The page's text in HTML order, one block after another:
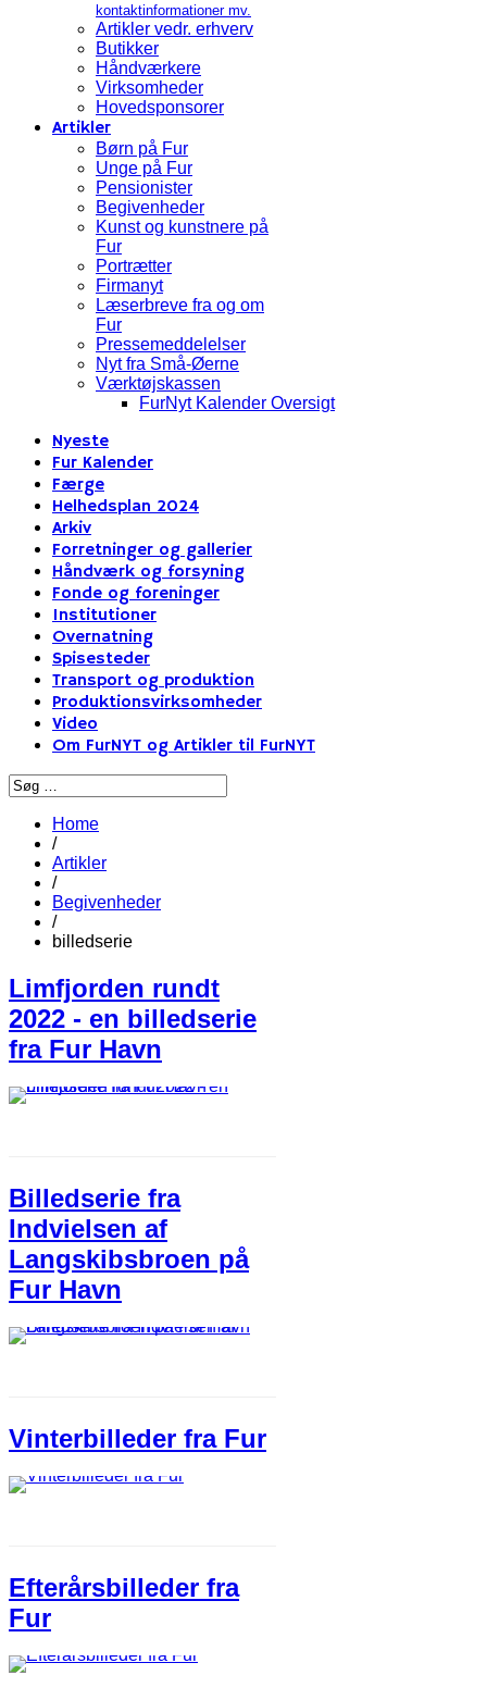
kontaktinformationer mv.
Artikler vedr. erhverv
Butikker
Håndværkere
Virksomheder
Hovedsponsorer
Artikler
Børn på Fur
Unge på Fur
Pensionister
Begivenheder
Kunst og kunstnere på
Fur
Portrætter
Firmanyt
Læserbreve fra og om
Fur
Pressemeddelelser
Nyt fra Små-Øerne
Værktøjskassen
FurNyt Kalender Oversigt
Nyeste
Fur Kalender
Færge
Helhedsplan 2024
Arkiv
Forretninger og gallerier
Håndværk og forsyning
Fonde og foreninger
Institutioner
Overnatning
Spisesteder
Transport og produktion
Produktionsvirksomheder
Video
Om FurNYT og Artikler til FurNYT
Home
/
Artikler
/
Begivenheder
/
billedserie
Limfjorden rundt
2022 - en billedserie
fra Fur Havn
Billedserie fra
Indvielsen af
Langskibsbroen på
Fur Havn
Vinterbilleder ​fra Fur
Efterårsbilleder fra
Fur